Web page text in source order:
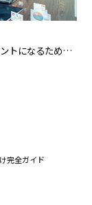
トになるための
完全ガイド